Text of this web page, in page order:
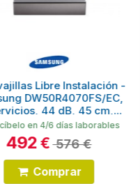
Lavavajillas Pequeño 45
Beko DVS05024X, 10
Eficiencia E, Inox
Recíbelo en 4/6 días
368€
Comprar